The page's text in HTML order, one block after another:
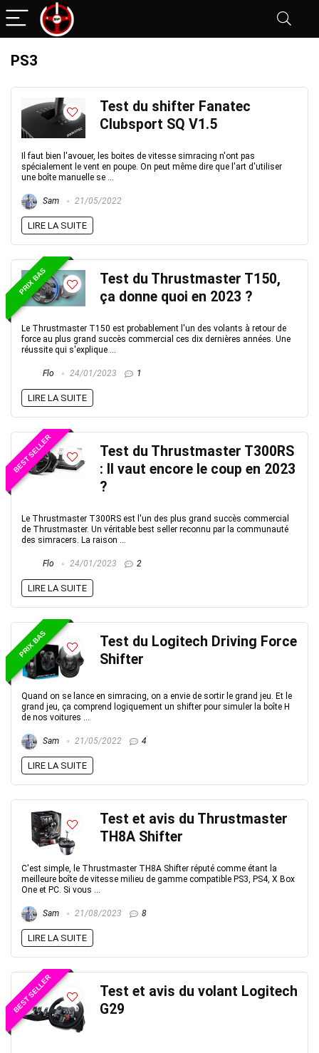
PS3
Test du shifter Fanatec
Clubsport SQ V1.5
Il faut bien l'avouer, les boites de vitesse simracing n'ont pas
spécialement le vent en poupe. On peut même dire que l'art d'utiliser
une boîte manuelle se ...
Sam 21/05/2022
LIRE LA SUITE
PRIX BAS
Test du Thrustmaster T150,
ça donne quoi en 2023 ?
Le Thrustmaster T150 est probablement l'un des volants à retour de
force au plus grand succès commercial ces dix dernières années. Une
réussite qui s'explique ...
Flo 24/01/2023 1
LIRE LA SUITE
BEST SELLER
Test du Thrustmaster T300RS
: Il vaut encore le coup en 2023
?
Le Thrustmaster T300RS est l'un des plus grand succès commercial
de Thrustmaster. Un véritable best seller reconnu par la communauté
des simracers. La raison ...
Flo 24/01/2023 2
LIRE LA SUITE
PRIX BAS
Test du Logitech Driving Force
Shifter
Quand on se lance en simracing, on a envie de sortir le grand jeu. Et le
grand jeu, ça comprend logiquement un shifter pour simuler la boîte H
de nos voitures ...
Sam 21/05/2022 4
LIRE LA SUITE
Test et avis du Thrustmaster
TH8A Shifter
C'est simple, le Thrustmaster TH8A Shifter réputé comme étant la
meilleure boîte de vitesse milieu de gamme compatible PS3, PS4, X Box
One et PC. Si vous ...
Sam 21/08/2023 8
LIRE LA SUITE
BEST SELLER
Test et avis du volant Logitech
G29